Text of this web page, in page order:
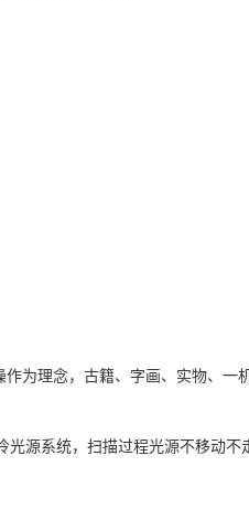
理念，古籍、字画、实物、一
源系统，扫描过程光源不移动不